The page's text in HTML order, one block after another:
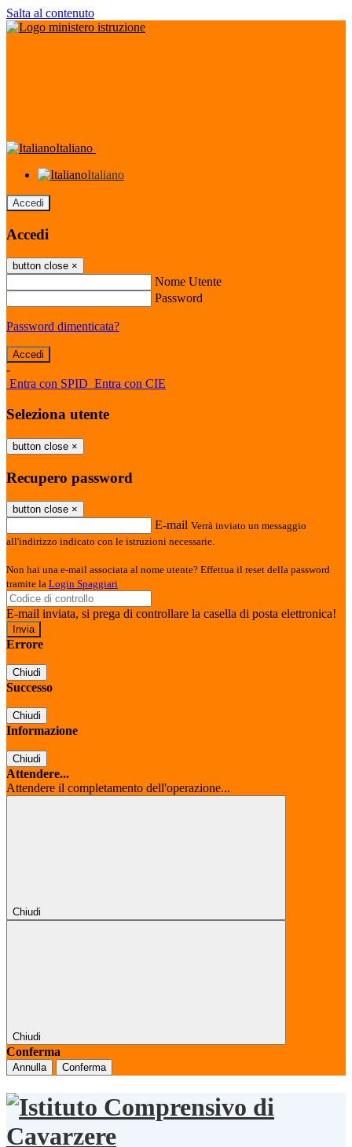
Salta al contenuto
Italiano
Italiano
Accedi
Accedi
button close ×
Nome Utente
Password
Password dimenticata?
-
Entra con SPID Entra con CIE
Seleziona utente
button close ×
Recupero password
button close ×
E-mail Verrà inviato un messaggio
all'indirizzo indicato con le istruzioni necessarie.
Non hai una e-mail associata al nome utente? Effettua il reset della password
tramite la Login Spaggiari
E-mail inviata, si prega di controllare la casella di posta elettronica!
Errore
Chiudi
Successo
Chiudi
Informazione
Chiudi
Attendere...
Attendere il completamento dell'operazione...
Chiudi
Chiudi
Conferma
Annulla Conferma